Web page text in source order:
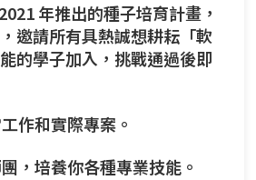
年推出的種子培育計畫，
邀請所有具熱誠想耕耘「軟
的學子加入，挑戰通過後即
作和實際專案。
，培養你各種專業技能。